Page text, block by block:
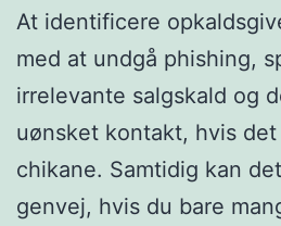
At identificere
med at undgå phishing,
irrelevante salgskald og
uønsket kontakt, hvis
chikane. Samtidig kan
genvej, hvis du bare